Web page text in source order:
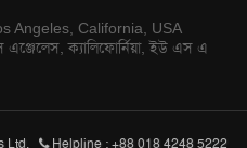
Angeles, California, USA
এঞ্জেলেস, ক্যালিফোর্নিয়া, ইউ এস এ
Ltd. Helpline : +88 018 4248 5222